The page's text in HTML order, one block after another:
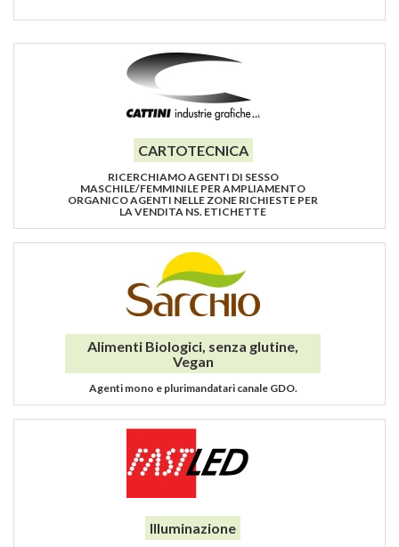
CARTOTECNICA
RICERCHIAMO AGENTI DI SESSO
MASCHILE/FEMMINILE PER AMPLIAMENTO
ORGANICO AGENTI NELLE ZONE RICHIESTE PER
LA VENDITA NS. ETICHETTE
Alimenti Biologici, senza glutine,
Vegan
Agenti mono e plurimandatari canale GDO.
Illuminazione